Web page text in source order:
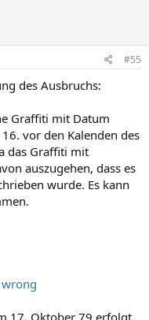
#55
des Ausbruchs:
Graffiti mit Datum
vor den Kalenden des
das Graffiti mit
auszugehen, dass es
wurde. Es kann
17. Oktober 79 erfolgt,